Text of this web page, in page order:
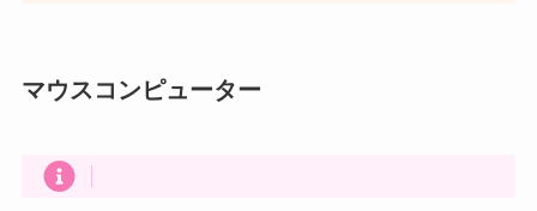
マウスコンピューター